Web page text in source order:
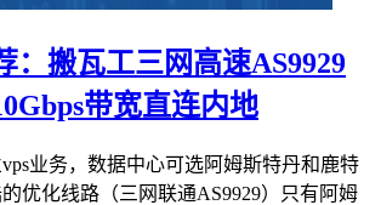
：搬瓦工三网高速AS9929
带宽直连内地
业务，数据中心可选阿姆斯特丹和鹿特
优化线路（三网联通AS9929）只有阿姆